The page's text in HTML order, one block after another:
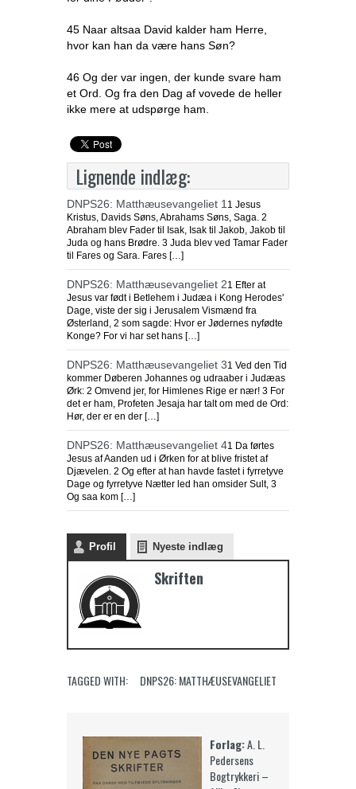
45 Naar altsaa David kalder ham Herre,
hvor kan han da være hans Søn?
46 Og der var ingen, der kunde svare ham
et Ord. Og fra den Dag af vovede de heller
ikke mere at udspørge ham.
Lignende indlæg:
DNPS26: Matthæusevangeliet 1 1 Jesus
Kristus, Davids Søns, Abrahams Søns, Saga. 2
Abraham blev Fader til Isak, Isak til Jakob, Jakob til
Juda og hans Brødre. 3 Juda blev ved Tamar Fader
til Fares og Sara. Fares […]
DNPS26: Matthæusevangeliet 21 Efter at
Jesus var født i Betlehem i Judæa i Kong Herodes'
Dage, viste der sig i Jerusalem Vismænd fra
Østerland, 2 som sagde: Hvor er Jødernes nyfødte
Konge? For vi har set hans […]
DNPS26: Matthæusevangeliet 31 Ved den Tid
kommer Døberen Johannes og udraaber i Judæas
Ørk: 2 Omvend jer, for Himlenes Rige er nær! 3 For
det er ham, Profeten Jesaja har talt om med de Ord:
Hør, der er en der […]
DNPS26: Matthæusevangeliet 41 Da førtes
Jesus af Aanden ud i Ørken for at blive fristet af
Djævelen. 2 Og efter at han havde fastet i fyrretyve
Dage og fyrretyve Nætter led han omsider Sult, 3
Og saa kom […]
Profil Nyeste indlæg
Skriften
TAGGED WITH: DNPS26: MATTHÆUSEVANGELIET
Forlag:A. L.
Pedersens
Bogtrykkeri –